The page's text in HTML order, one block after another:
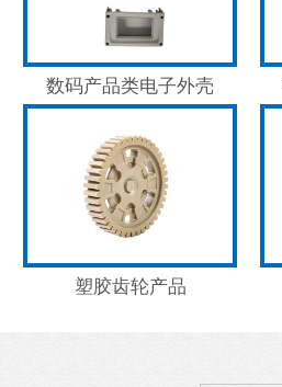
数码产品类电子外壳
塑胶齿轮产品